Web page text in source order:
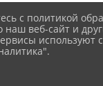
с политикой
наш веб-сайт и
используют